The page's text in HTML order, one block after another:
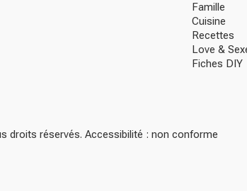
Famille
Cuisine
Recettes
Love &
Fiches DIY
droits réservés. Accessibilité : non conforme